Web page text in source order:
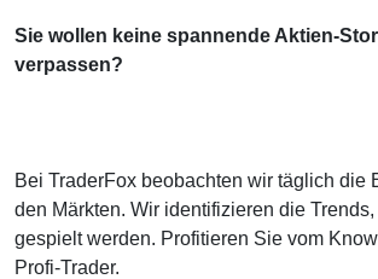
Sie wollen keine spannende Aktien-
verpassen?
Bei TraderFox beobachten wir täglich die
den Märkten. Wir identifizieren die
gespielt werden. Profitieren Sie vom
Profi-Trader.